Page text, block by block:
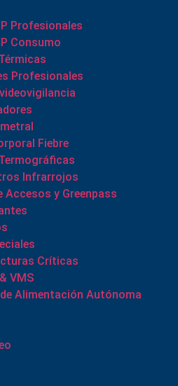
Profesionales
Consumo
Profesionales
Fiebre
Infrarrojos
Accesos y Greenpass
Críticas
VMS
Alimentación Autónoma